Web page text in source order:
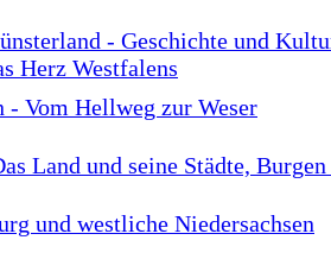
- Geschichte und
Herz Westfalens
- Vom Hellweg zur Weser
Land und seine Städte,
und westliche Niedersachsen